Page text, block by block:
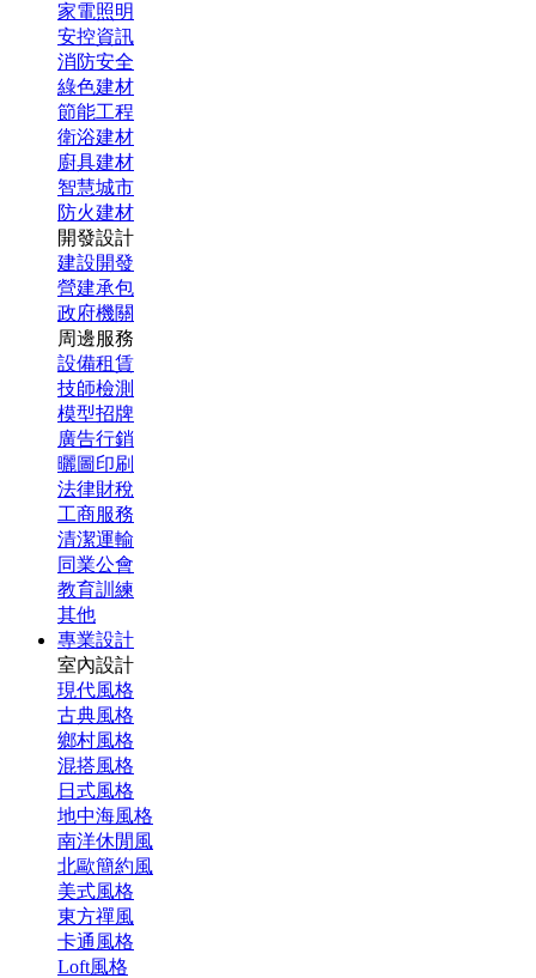
家電照明
安控資訊
消防安全
綠色建材
節能工程
衛浴建材
廚具建材
智慧城市
防火建材
開發設計
建設開發
營建承包
政府機關
周邊服務
設備租賃
技師檢測
模型招牌
廣告行銷
曬圖印刷
法律財稅
工商服務
清潔運輸
同業公會
教育訓練
其他
專業設計
室內設計
現代風格
古典風格
鄉村風格
混搭風格
日式風格
地中海風格
南洋休閒風
北歐簡約風
美式風格
東方禪風
卡通風格
Loft風格